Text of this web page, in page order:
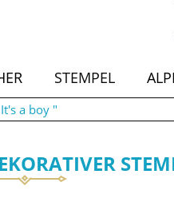
STEMPEL
a boy "